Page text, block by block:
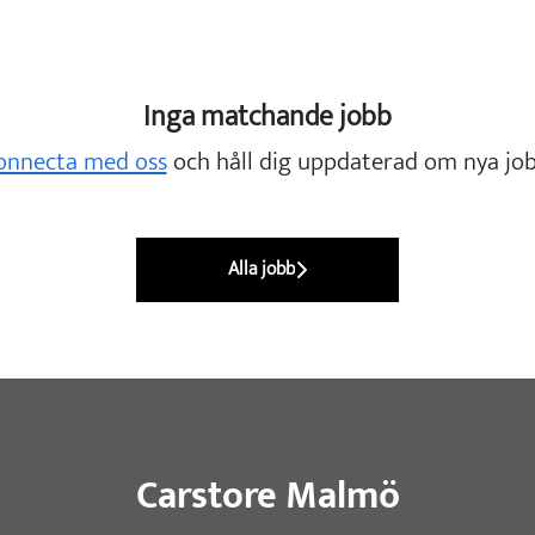
Inga matchande jobb
med ossoch håll dig uppdaterad om nya
Alla jobb
Carstore Malmö